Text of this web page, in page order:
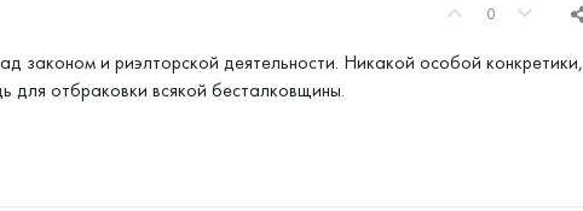
0
законом и риэлторской деятельности. Никакой особой конкретики,
для отбраковки всякой бесталковщины.